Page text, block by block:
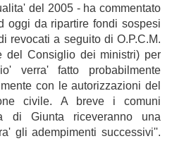
del 2005 - ha commentato
oggi da ripartire fondi sospesi
revocati a seguito di O.P.C.M.
del Consiglio dei ministri) per
verra' fatto probabilmente
con le autorizzazioni del
civile. A breve i comuni
di Giunta riceveranno una
gli adempimenti successivi''.